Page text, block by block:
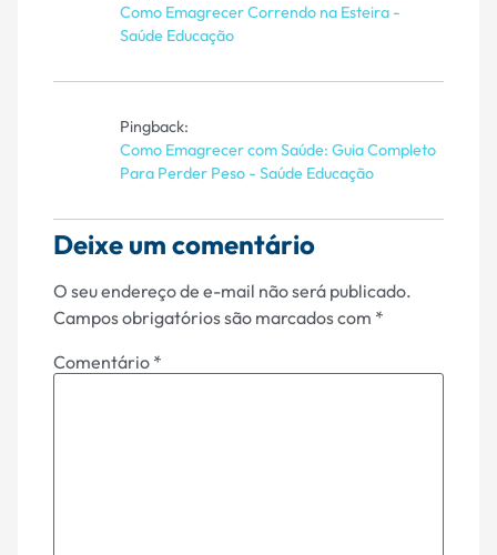
Como Emagrecer Correndo na Esteira -
Saúde Educação
Pingback:
Como Emagrecer com Saúde: Guia Completo
Para Perder Peso - Saúde Educação
Deixe um comentário
O seu endereço de e-mail não será publicado.
Campos obrigatórios são marcados com *
Comentário *